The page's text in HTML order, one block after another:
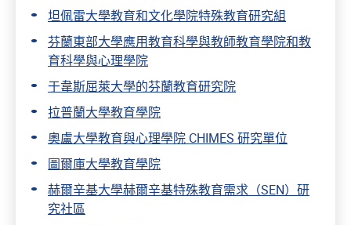
坦佩雷大學教育和文化學院特殊教育研究組
芬蘭東部大學應用教育科學與教師教育學院和教
育科學與心理學院
于韋斯屈萊大學的芬蘭教育研究院
拉普蘭大學教育學院
奧盧大學教育與心理學院 CHIMES 研究單位
圖爾庫大學教育學院
赫爾辛基大學赫爾辛基特殊教育需求（SEN）研
究社區